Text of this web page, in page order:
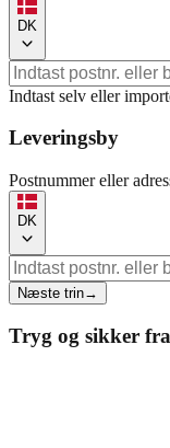
DK
Indtast selv eller
Leveringsby
Postnummer eller
DK
Næste trin→
Tryg og sikker